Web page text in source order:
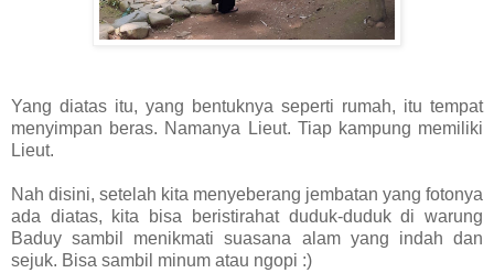
Yang diatas itu, yang bentuknya seperti rumah, itu tempat
menyimpan beras. Namanya Lieut. Tiap kampung memiliki
Lieut.
Nah disini, setelah kita menyeberang jembatan yang fotonya
ada diatas, kita bisa beristirahat duduk-duduk di warung
Baduy sambil menikmati suasana alam yang indah dan
sejuk. Bisa sambil minum atau ngopi :)